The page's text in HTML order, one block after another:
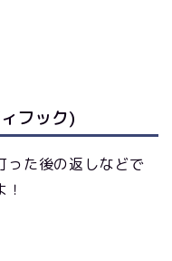
フック)
った後の返しなどで